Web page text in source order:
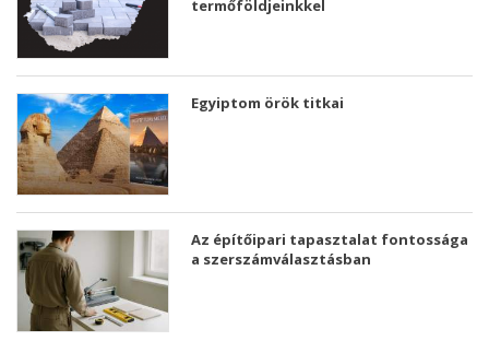
termőföldjeinkkel
Egyiptom örök titkai
Az építőipari tapasztalat fontossága
a szerszámválasztásban